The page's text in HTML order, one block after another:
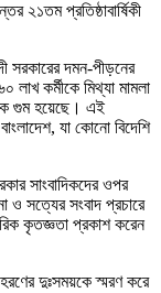
২১তম প্রতিষ্ঠাবার্ষিকী
সরকারের দমন-পীড়নের
কর্মীকে মিথ্যা মামলা
গুম হয়েছে। এই
যা কোনো বিদেশি
সাংবাদিকদের ওপর
ও সত্যের সংবাদ প্রচারে
কৃতজ্ঞতা প্রকাশ করেন
দুঃসময়কে স্মরণ করে